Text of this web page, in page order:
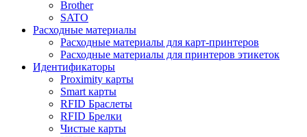
Brother
SATO
Расходные материалы
Расходные материалы для карт-принтеров
Расходные материалы для принтеров этикеток
Идентификаторы
Proximity карты
Smart карты
RFID Браслеты
RFID Брелки
Чистые карты